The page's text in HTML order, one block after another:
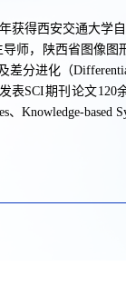
得西安交通大学
师，陕西省图像
分进化（
SCI期刊论文
based